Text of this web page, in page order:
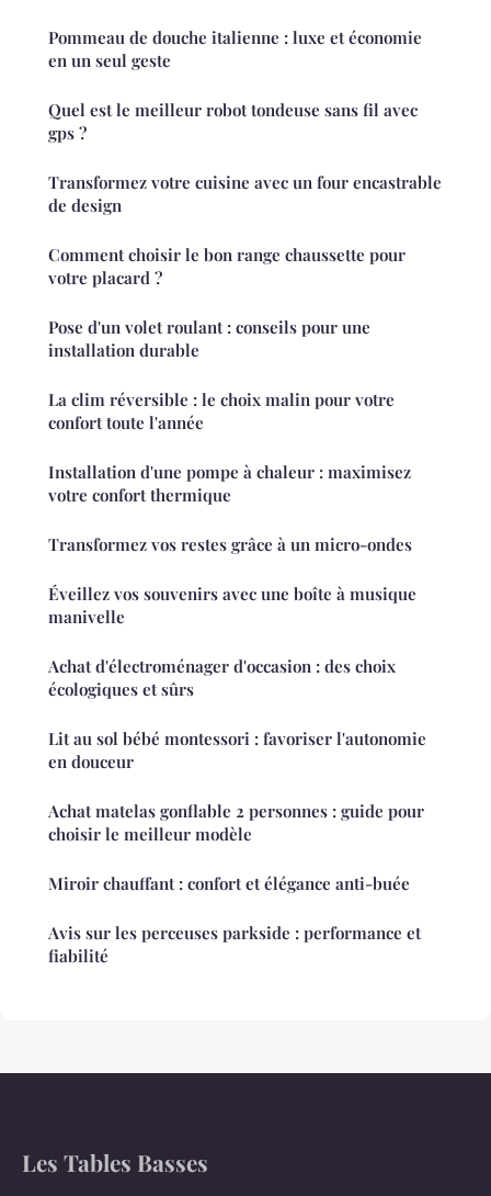
Pommeau de douche italienne : luxe et économie
en un seul geste
Quel est le meilleur robot tondeuse sans fil avec
gps ?
Transformez votre cuisine avec un four encastrable
de design
Comment choisir le bon range chaussette pour
votre placard ?
Pose d'un volet roulant : conseils pour une
installation durable
La clim réversible : le choix malin pour votre
confort toute l'année
Installation d'une pompe à chaleur : maximisez
votre confort thermique
Transformez vos restes grâce à un micro-ondes
Éveillez vos souvenirs avec une boîte à musique
manivelle
Achat d'électroménager d'occasion : des choix
écologiques et sûrs
Lit au sol bébé montessori : favoriser l'autonomie
en douceur
Achat matelas gonflable 2 personnes : guide pour
choisir le meilleur modèle
Miroir chauffant : confort et élégance anti-buée
Avis sur les perceuses parkside : performance et
fiabilité
Les Tables Basses